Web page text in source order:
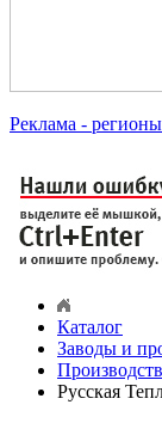
Реклама -
Каталог
Заводы и
Русская